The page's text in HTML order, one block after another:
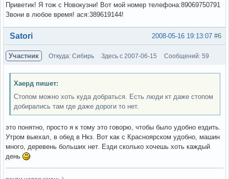
Приветик! Я тож с Новокузни! Вот мой номер телефона:89069750791
Звони в любое время! ася:389619144!
Вне форума #6
2008-05-16 19:13:07
Satori
Участник Откуда: Сибирь Здесь с 2007-06-15 Сообщений: 59
Хаерд пишет:
Стопом можно хоть куда добраться. Есть люди кт даже стопом
добирались там где даже дороги то нет.
это понятно, просто я к тому это говорю, чтобы было удобно ездить.
Утром выехал, в обед в Нкз. Вот как с Красноярском удобно, машин
много, деревень больших нет. Езди сколько хочешь хоть каждый
день